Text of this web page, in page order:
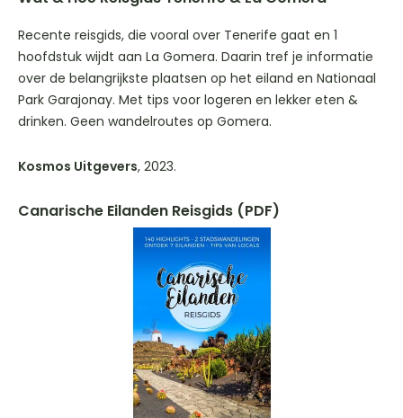
Recente reisgids, die vooral over Tenerife gaat en 1
hoofdstuk wijdt aan La Gomera. Daarin tref je informatie
over de belangrijkste plaatsen op het eiland en Nationaal
Park Garajonay. Met tips voor logeren en lekker eten &
drinken. Geen wandelroutes op Gomera.
Kosmos Uitgevers, 2023.
Canarische Eilanden Reisgids (PDF)